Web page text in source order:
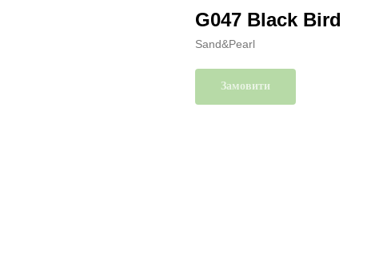
G047 Black Bird
Sand&Pearl
Замовити